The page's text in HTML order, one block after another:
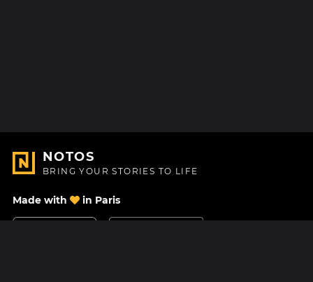
NOTOS
BRING YOUR STORIES TO LIFE
Made with in Paris